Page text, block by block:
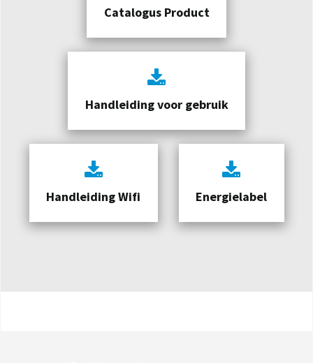
Catalogus Product
Handleiding voor gebruik
Handleiding Wifi Energielabel